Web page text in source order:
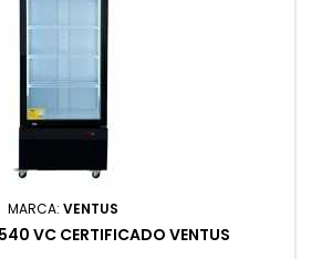
MARCA: VENTUS
VC CERTIFICADO VENTUS